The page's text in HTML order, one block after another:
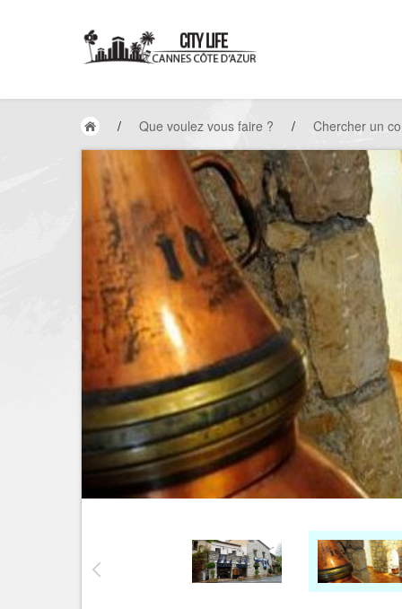
/ Que voulez vous faire ? / Chercher un